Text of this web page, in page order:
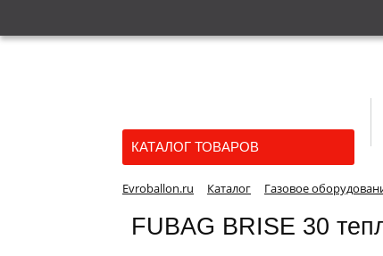
КАТАЛОГ ТОВАРОВ
Evroballon.ru Каталог Газовое
FUBAG BRISE 30